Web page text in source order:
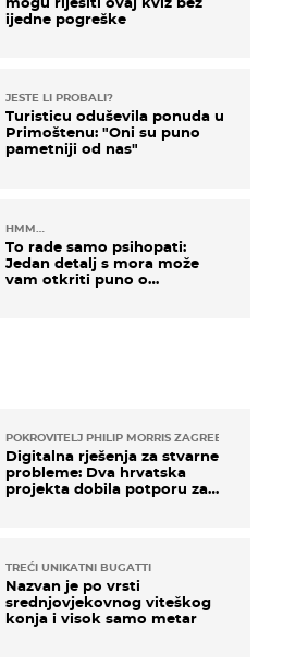
ijedne pogreške
JESTE LI PROBALI?
Turisticu oduševila ponuda u
Primoštenu: "Oni su puno
pametniji od nas"
HMM…
To rade samo psihopati:
Jedan detalj s mora može
vam otkriti puno o
POKROVITELJ PHILIP MORRIS ZAGREB
Digitalna rješenja za stvarne
probleme: Dva hrvatska
projekta dobila potporu za
TREĆI UNIKATNI BUGATTI
Nazvan je po vrsti
srednjovjekovnog viteškog
konja i visok samo metar